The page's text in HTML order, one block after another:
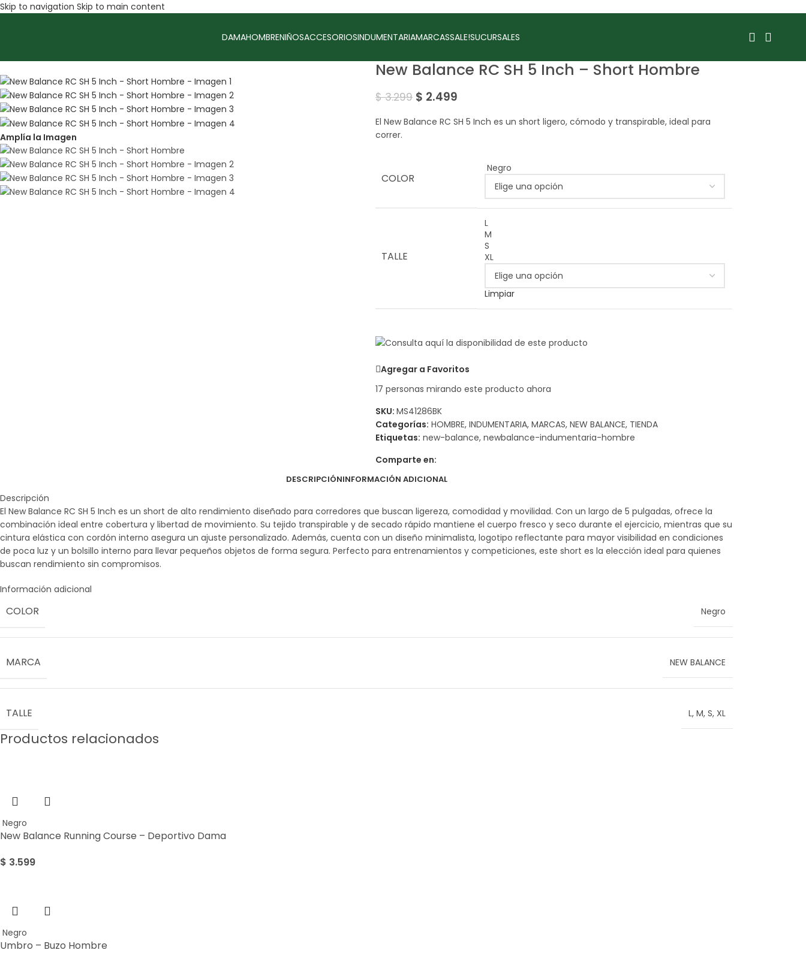
Skip to navigation Skip to main content
DAMAHOMBRENIÑOSACCESORIOSINDUMENTARIAMARCASSALE!SUCURSALES
Amplía la Imagen
New Balance RC SH 5 Inch – Short Hombre
$3.299 $ 2.499
El New Balance RC SH 5 Inch es un short ligero, cómodo y transpirable, ideal para
correr.
COLOR
Negro
TALLE
L
M
S
XL
Limpiar
Agregar a Favoritos
17 personas mirando este producto ahora
SKU: MS41286BK
Categorías: HOMBRE, INDUMENTARIA, MARCAS, NEW BALANCE, TIENDA
Etiquetas: new-balance, newbalance-indumentaria-hombre
Comparte en:
DESCRIPCIÓNINFORMACIÓN ADICIONAL
Descripción
El New Balance RC SH 5 Inch es un short de alto rendimiento diseñado para corredores que buscan ligereza, comodidad y movilidad. Con un largo de 5 pulgadas, ofrece la
combinación ideal entre cobertura y libertad de movimiento. Su tejido transpirable y de secado rápido mantiene el cuerpo fresco y seco durante el ejercicio, mientras que su
cintura elástica con cordón interno asegura un ajuste personalizado. Además, cuenta con un diseño minimalista, logotipo reflectante para mayor visibilidad en condiciones
de poca luz y un bolsillo interno para llevar pequeños objetos de forma segura. Perfecto para entrenamientos y competiciones, este short es la elección ideal para quienes
buscan rendimiento sin compromisos.
Información adicional
COLOR Negro
MARCA NEW BALANCE
TALLE L, M, S, XL
Productos relacionados
Negro
New Balance Running Course – Deportivo Dama
$ 3.599
Negro
Umbro – Buzo Hombre